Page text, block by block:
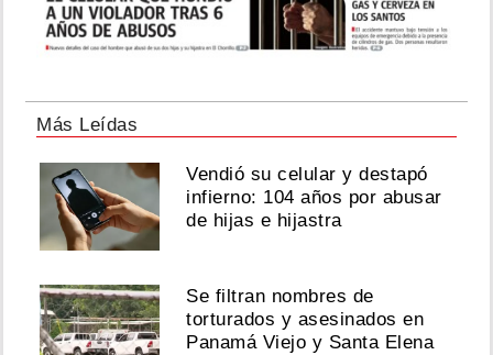
Más Leídas
Vendió su celular y destapó
infierno: 104 años por abusar
de hijas e hijastra
Se filtran nombres de
torturados y asesinados en
Panamá Viejo y Santa Elena